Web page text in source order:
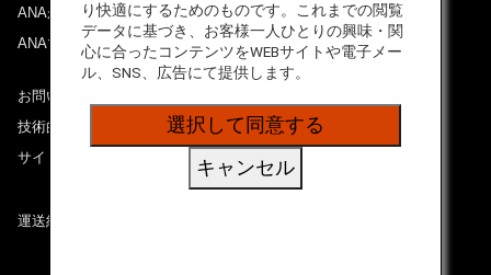
ANAがお約束する体験
ANAマイレージクラブ
お問い合わせ
技術的なお問い合わせ（推奨環境）
サイトマップ
運送約款
り快適にするためのものです。これまでの閲覧
データに基づき、お客様一人ひとりの興味・関
心に合ったコンテンツをWEBサイトや電子メー
ル、SNS、広告にて提供します。
選択して同意する
キャンセル